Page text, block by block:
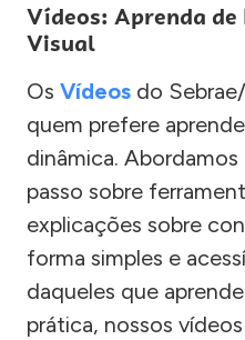
Vídeos: Aprenda de
Visual
Os Vídeos do
quem prefere
dinâmica.
passo sobre
explicações sobre
forma simples e
daqueles que
prática, nossos